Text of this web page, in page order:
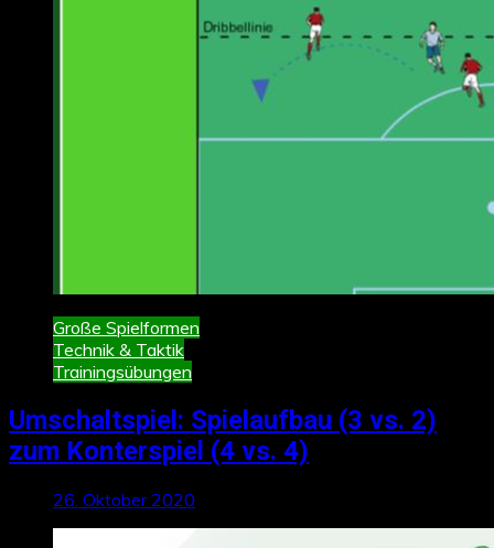
Große Spielformen
Technik & Taktik
Trainingsübungen
Umschaltspiel: Spielaufbau (3 vs. 2)
zum Konterspiel (4 vs. 4)
26. Oktober 2020